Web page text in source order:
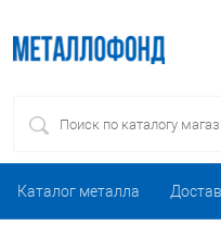
Каталог металла